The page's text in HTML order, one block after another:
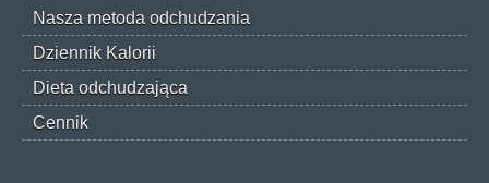
Nasza metoda odchudzania
Dziennik Kalorii
Dieta odchudzająca
Cennik